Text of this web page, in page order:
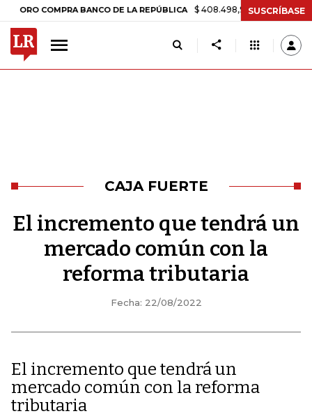
BANCO DE LA REPÚBLICA $ 408.498,97 +$ 8.753,81 +2,19%
SUSCRÍBASE
CAJA FUERTE
El incremento que tendrá un
mercado común con la
reforma tributaria
Fecha: 22/08/2022
El incremento que tendrá un
mercado común con la reforma
tributaria